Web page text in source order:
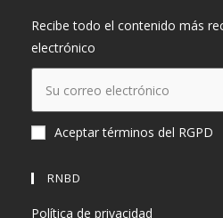
Recibe todo el contenido más
electrónico
Aceptar términos del RGPD
RNBD
Política de privacidad